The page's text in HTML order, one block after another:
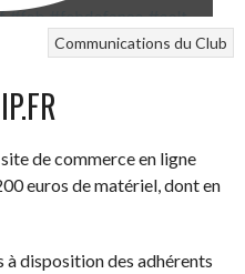
Communications du Club
de commerce en ligne
euros de matériel, dont en
à disposition des adhérents